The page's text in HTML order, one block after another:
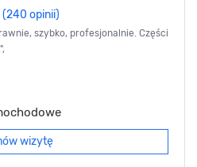
(240 opinii)
szybko, profesjonalnie. Części
wizytę